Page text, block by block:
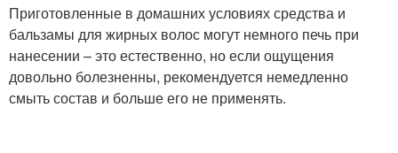
Приготовленные в домашних условиях средства и
бальзамы для жирных волос могут немного печь при
нанесении – это естественно, но если ощущения
довольно болезненны, рекомендуется немедленно
смыть состав и больше его не применять.